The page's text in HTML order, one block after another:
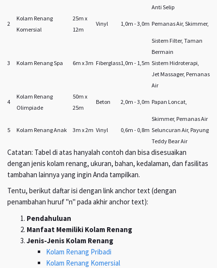
Anti Selip
2
Kolam Renang
Komersial
25m x
12m
Vinyl 1,0m - 3,0m Pemanas Air, Skimmer,
Sistem Filter, Taman
Bermain
3
Kolam Renang Spa 6m x 3m Fiberglass1,0m - 1,5m Sistem Hidroterapi,
Jet Massager, Pemanas
Air
4
Kolam Renang
Olimpiade
50m x
25m
Beton 2,0m - 3,0m Papan Loncat,
Skimmer, Pemanas Air
5
Kolam Renang Anak 3m x 2m Vinyl 0,6m - 0,8m Seluncuran Air, Payung
Teddy Bear Air
Catatan: Tabel di atas hanyalah contoh dan bisa disesuaikan
dengan jenis kolam renang, ukuran, bahan, kedalaman, dan fasilitas
tambahan lainnya yang ingin Anda tampilkan.
Tentu, berikut daftar isi dengan link anchor text (dengan
penambahan huruf "n" pada akhir anchor text):
Pendahuluan
Manfaat Memiliki Kolam Renang
Jenis-Jenis Kolam Renang
Kolam Renang Pribadi
Kolam Renang Komersial